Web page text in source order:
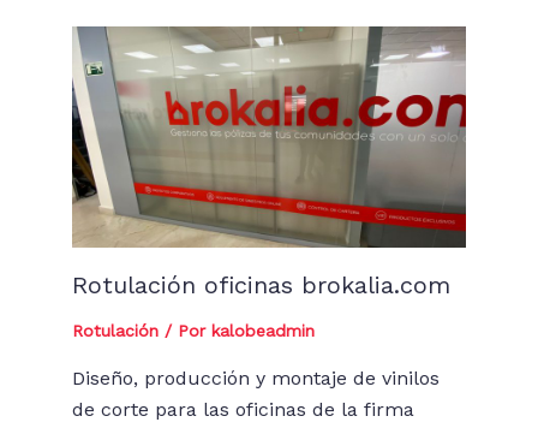
Rotulación oficinas brokalia.com
Rotulación / Por kalobeadmin
Diseño, producción y montaje de vinilos
de corte para las oficinas de la firma